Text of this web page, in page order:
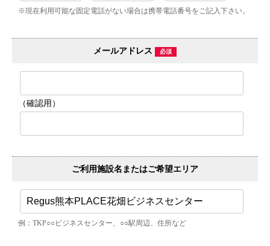
※現在利用可能な固定電話がない場合は携帯電話番号をご記入下さい。
メールアドレス 必須
（確認用）
ご利用施設名またはご希望エリア
例：TKP○○ビジネスセンター、○○駅周辺、住所など